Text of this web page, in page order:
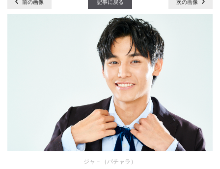
ジャ－（パチャラ）